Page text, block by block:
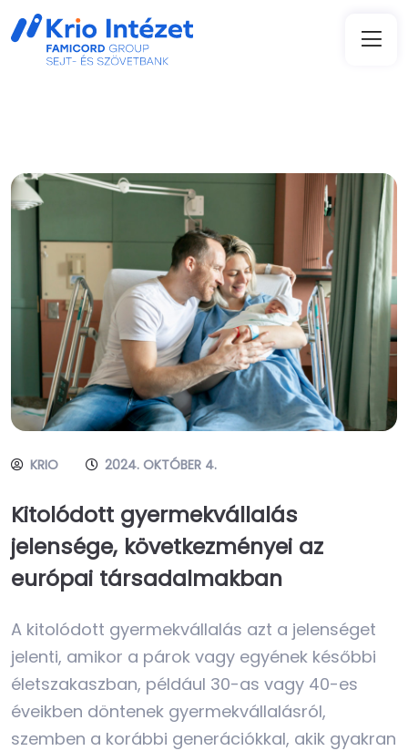
KRIO 2024. OKTÓBER 4.
Kitolódott gyermekvállalás
jelensége, következményei az
európai társadalmakban
A kitolódott gyermekvállalás azt a jelenséget
jelenti, amikor a párok vagy egyének későbbi
életszakaszban, például 30-as vagy 40-es
éveikben döntenek gyermekvállalásról,
szemben a korábbi generációkkal, akik gyakran